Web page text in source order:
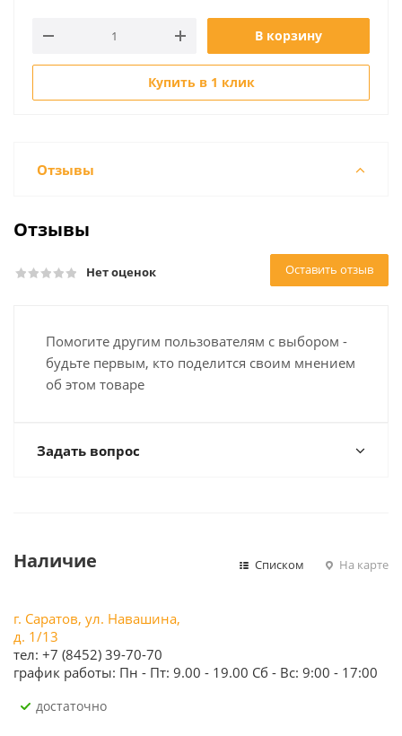
В корзину
Купить в 1 клик
Отзывы
Отзывы
Нет оценок Оставить отзыв
Помогите другим пользователям с выбором -
будьте первым, кто поделится своим мнением
об этом товаре
Задать вопрос
Наличие Списком На карте
г. Саратов, ул. Навашина,
д. 1/13
тел: +7 (8452) 39-70-70
график работы: Пн - Пт: 9.00 - 19.00 Сб - Вс: 9:00 - 17:00
Достаточно